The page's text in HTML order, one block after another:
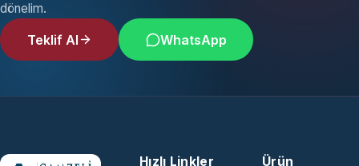
dönelim.
Teklif Al WhatsApp
Hızlı Linkler
Ürün